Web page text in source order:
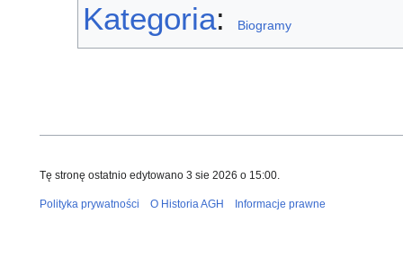
Kategoria: Biogramy
Tę stronę ostatnio edytowano 3 sie 2026 o 15:00.
Polityka prywatności O Historia AGH Informacje prawne